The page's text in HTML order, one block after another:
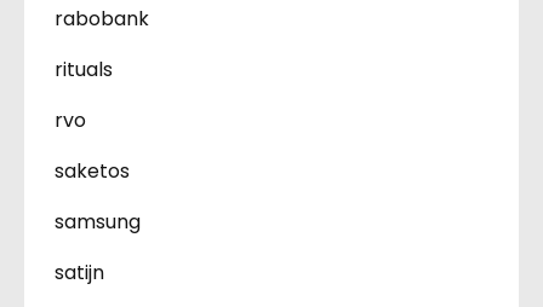
rabobank
rituals
rvo
saketos
samsung
satijn